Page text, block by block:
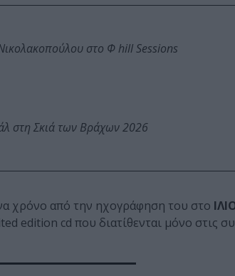
στο Φ hill Sessions
στη Σκιά των Βράχων 2026
χρόνο από την ηχογράφηση του στο
edition cd που διατίθενται μόνο στις